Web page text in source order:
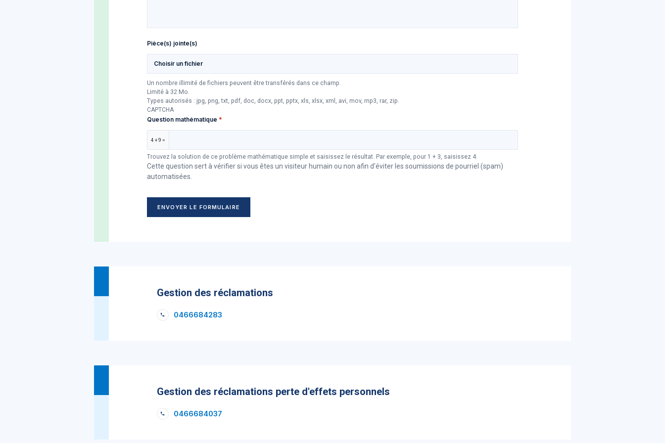
Pièce(s) jointe(s)
Choisir un fichier
Un nombre illimité de fichiers peuvent être transférés dans ce champ.
Limité à 32 Mo.
Types autorisés : jpg, png, txt, pdf, doc, docx, ppt, pptx, xls, xlsx, xml, avi, mov, mp3, rar, zip.
CAPTCHA
Question mathématique
4 + 9 =
Trouvez la solution de ce problème mathématique simple et saisissez le résultat. Par exemple, pour 1 + 3, saisissez 4.
Cette question sert à vérifier si vous êtes un visiteur humain ou non afin d'éviter les soumissions de pourriel (spam)
automatisées.
ENVOYER LE FORMULAIRE
Gestion des réclamations
0466684283
Gestion des réclamations perte d'effets personnels
0466684037